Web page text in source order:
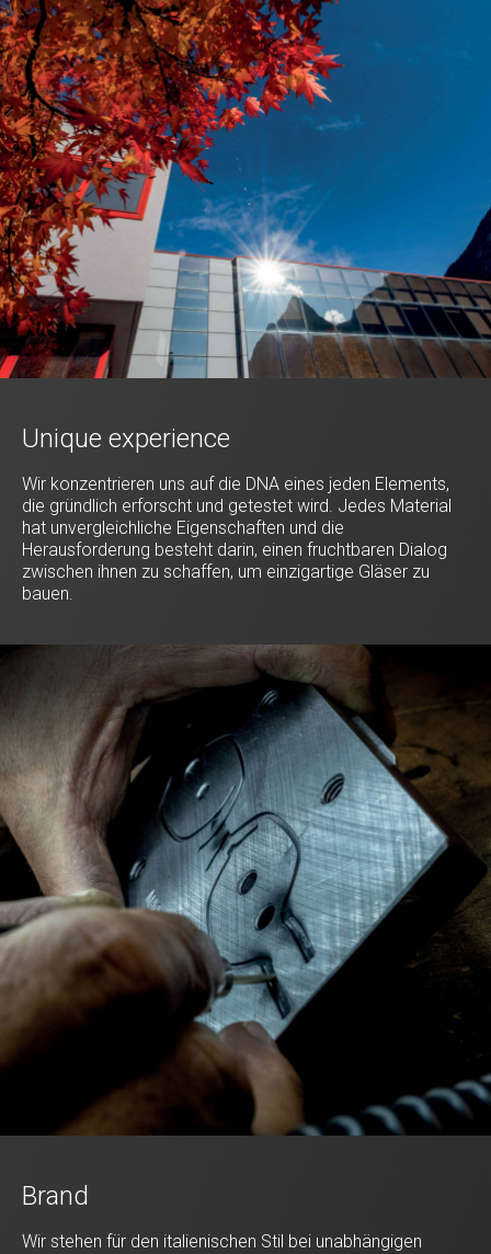
Unique experience
Wir konzentrieren uns auf die DNA eines jeden Elements,
die gründlich erforscht und getestet wird. Jedes Material
hat unvergleichliche Eigenschaften und die
Herausforderung besteht darin, einen fruchtbaren Dialog
zwischen ihnen zu schaffen, um einzigartige Gläser zu
bauen.
Brand
Wir stehen für den italienischen Stil bei unabhängigen